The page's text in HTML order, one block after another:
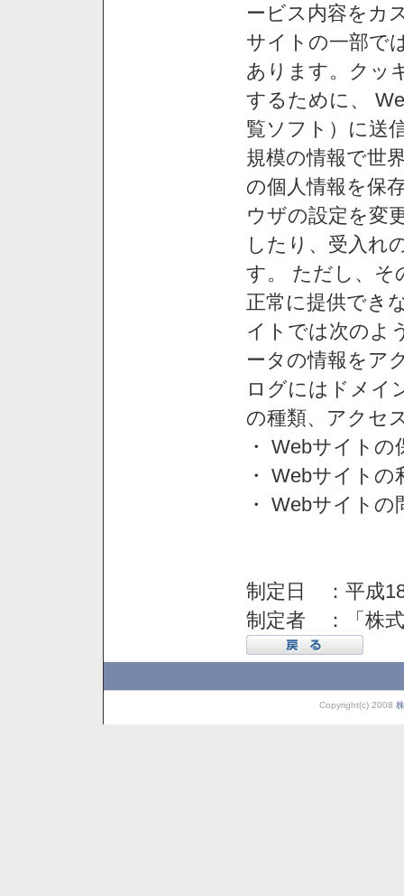
ービス内容をカ
サイトの一部で
あります。クッ
するために、
覧ソフト）に送
規模の情報で世
の個人情報を保
ウザの設定を変
したり、受入れ
す。 ただし、そ
正常に提供でき
イトでは次のよ
ータの情報をア
ログにはドメイ
の種類、アクセ
・ Webサイトの
・ Webサイト
・ Webサイト
制定日 ：平成
制定者 ：「株
Copyright(c) 2008